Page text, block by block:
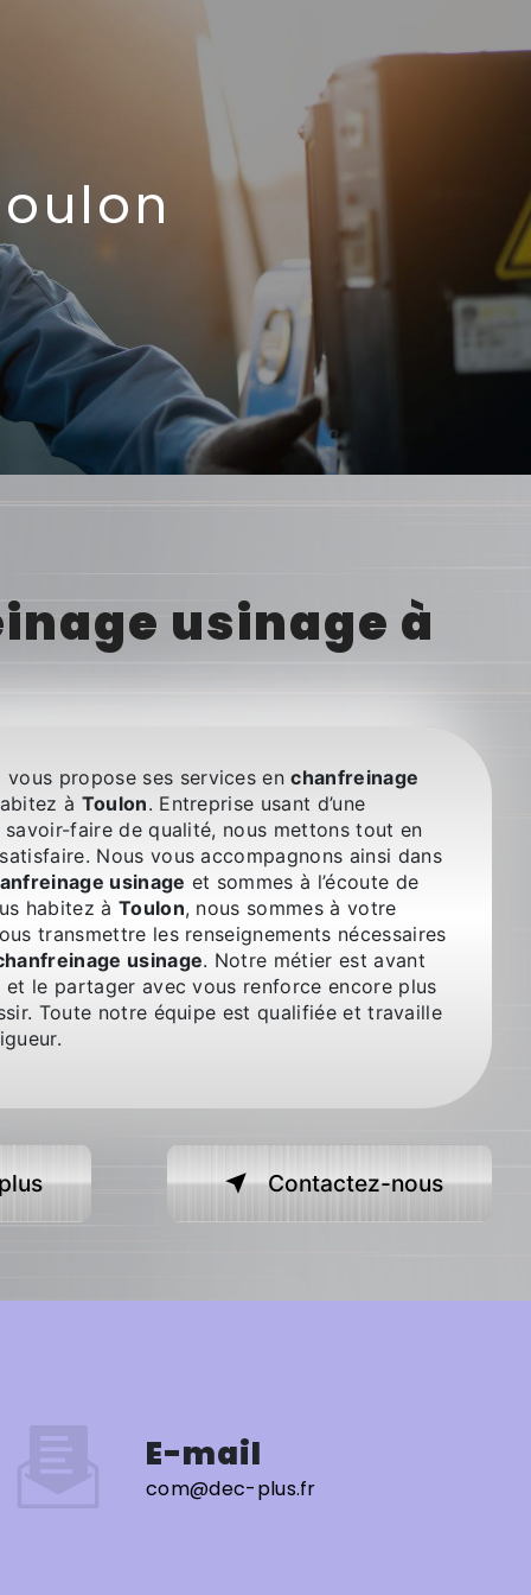
usinage à
vous propose ses services enchanfreinage
à Toulon. Entreprise usant d’une
savoir-faire de qualité, nous mettons tout en
Nous vous accompagnons ainsi dans
usinage et sommes à l’écoute de
habitez à Toulon, nous sommes à votre
transmettre les renseignements nécessaires
usinage. Notre métier est avant
le partager avec vous renforce encore plus
Toute notre équipe est qualifiée et travaille
Contactez-nous
E-mail
com@dec-plus.fr